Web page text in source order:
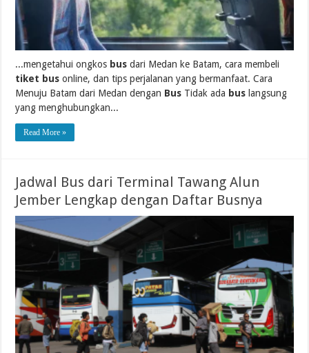
...mengetahui ongkos bus dari Medan ke Batam, cara membeli
tiket bus online, dan tips perjalanan yang bermanfaat. Cara
Menuju Batam dari Medan dengan Bus Tidak ada bus langsung
yang menghubungkan...
Read More »
Jadwal Bus dari Terminal Tawang Alun
Jember Lengkap dengan Daftar Busnya